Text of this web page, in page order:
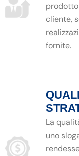
cliente,
fornite.
La
uno